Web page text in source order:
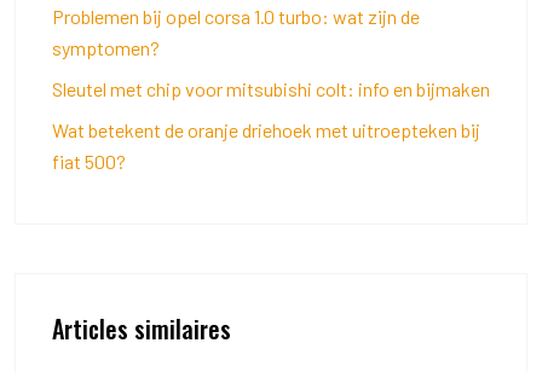
Problemen bij opel corsa 1.0 turbo: wat zijn de
symptomen?
Sleutel met chip voor mitsubishi colt: info en bijmaken
Wat betekent de oranje driehoek met uitroepteken bij
fiat 500?
Articles similaires